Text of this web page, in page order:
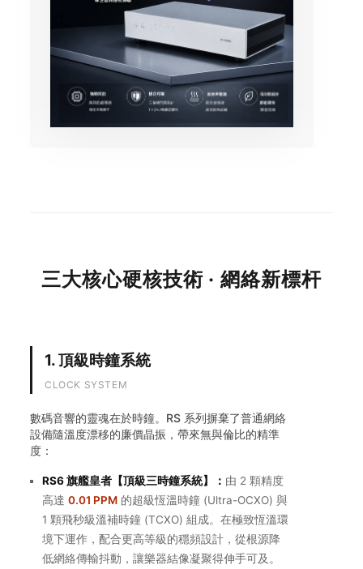
三大核心硬核技術 · 網絡新標杆
1. 頂級時鐘系統
CLOCK SYSTEM
數碼音響的靈魂在於時鐘。RS 系列摒棄了普通網絡
設備隨溫度漂移的廉價晶振，帶來無與倫比的精準
度：
RS6 旗艦皇者【頂級三時鐘系統】： 由 2 顆精度
高達 0.01 PPM 的超級恆溫時鐘 (Ultra-OCXO) 與
1 顆飛秒級溫補時鐘 (TCXO) 組成。在極致恆溫環
境下運作，配合更高等級的穩頻設計，從根源降
低網絡傳輸抖動，讓樂器結像凝聚得伸手可及。